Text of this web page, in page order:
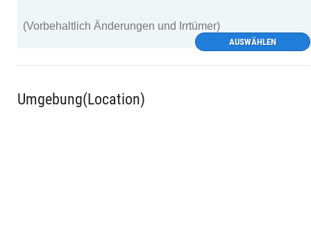
(Vorbehaltlich Änderungen und Irrtümer)
AUSWÄHLEN
Umgebung(Location)